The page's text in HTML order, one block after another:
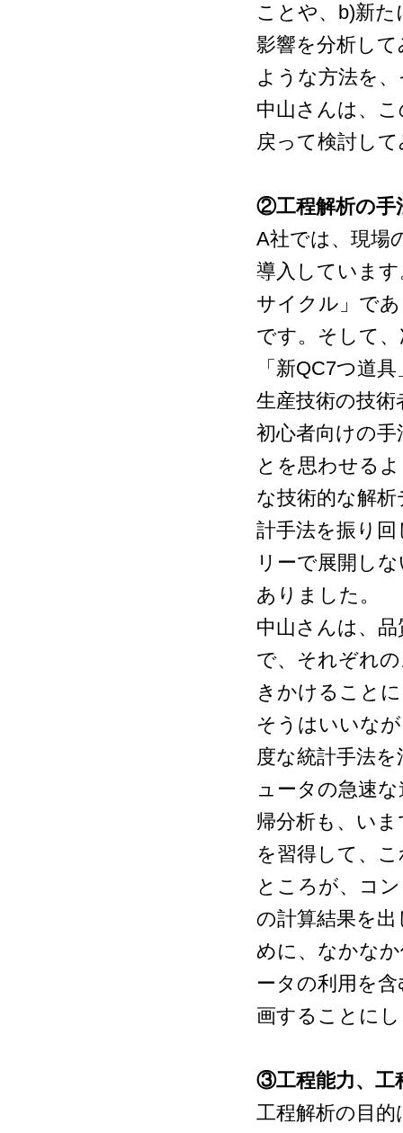
ことや、b)新
影響を分析し
ような方法を
中山さんは、
戻って検討し
②工程解析の手
A社では、現場
導入していま
サイクル」で
です。そして
「新QC7つ道
生産技術の技
初心者向けの
とを思わせる
な技術的な解
計手法を振り
リーで展開し
ありました。
中山さんは、
で、それぞれ
きかけること
そうはいいな
度な統計手法
ュータの急速
帰分析も、い
を習得して、
ところが、コ
の計算結果を
めに、なかな
ータの利用を
画することに
③工程能力、工
工程解析の目